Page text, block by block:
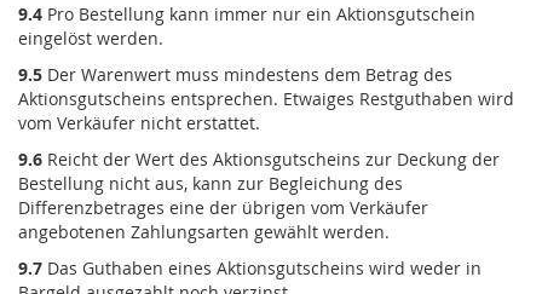
9.4 Pro Bestellung kann immer nur ein Aktionsgutschein
eingelöst werden.
9.5 Der Warenwert muss mindestens dem Betrag des
Aktionsgutscheins entsprechen. Etwaiges Restguthaben wird
vom Verkäufer nicht erstattet.
9.6 Reicht der Wert des Aktionsgutscheins zur Deckung der
Bestellung nicht aus, kann zur Begleichung des
Differenzbetrages eine der übrigen vom Verkäufer
angebotenen Zahlungsarten gewählt werden.
9.7 Das Guthaben eines Aktionsgutscheins wird weder in